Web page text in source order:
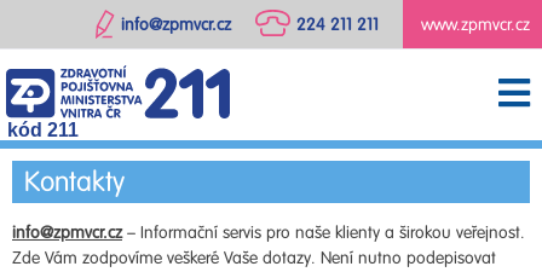
www.zpmvcr.cz
224 211 211
info@zpmvcr.cz
kód 211
Kontakty
info@zpmvcr.cz– Informační servis pro naše klienty a širokou veřejnost.
Zde Vám zodpovíme veškeré Vaše dotazy. Není nutno podepisovat